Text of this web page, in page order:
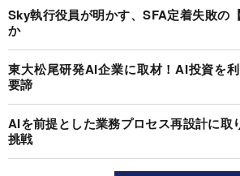
Sky執行役員が明かす、SFA定着失敗の
か
東大松尾研発AI企業に取材！AI投資を
要諦
AIを前提とした業務プロセス再設計に取
挑戦